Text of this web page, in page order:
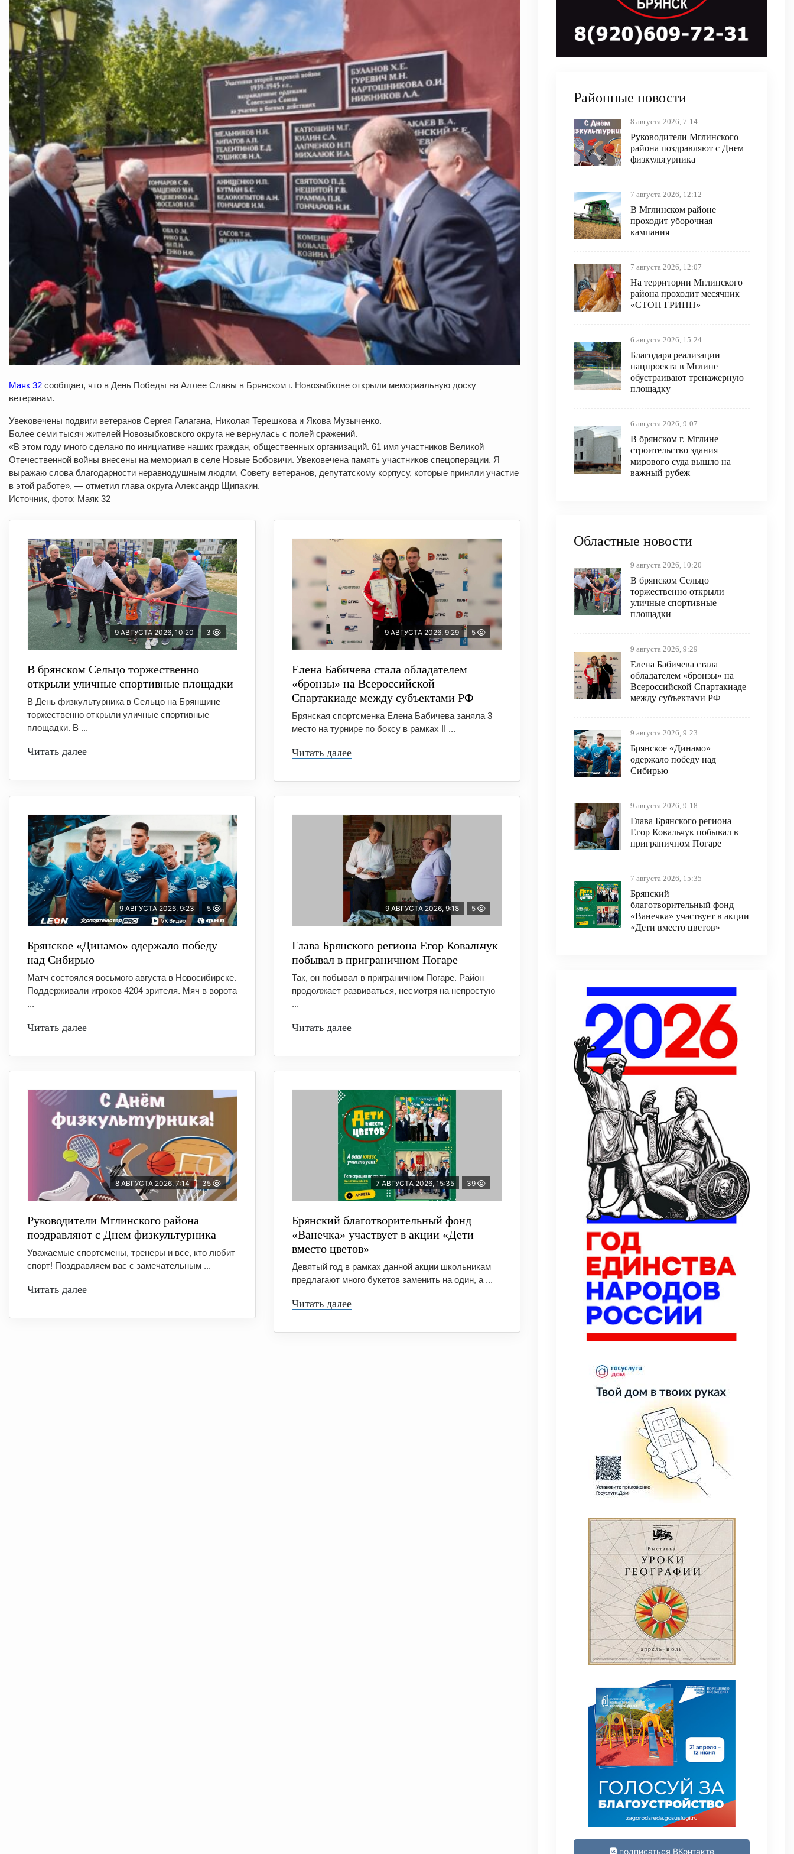
Маяк 32 сообщает, что в День Победы на Аллее Славы в Брянском г. Новозыбкове открыли мемориальную доску
ветеранам.
Увековечены подвиги ветеранов Сергея Галагана, Николая Терешкова и Якова Музыченко.
Более семи тысяч жителей Новозыбковского округа не вернулась с полей сражений.
«В этом году много сделано по инициативе наших граждан, общественных организаций. 61 имя участников Великой
Отечественной войны внесены на мемориал в селе Новые Бобовичи. Увековечена память участников спецоперации. Я
выражаю слова благодарности неравнодушным людям, Совету ветеранов, депутатскому корпусу, которые приняли участие
в этой работе», — отметил глава округа Александр Щипакин.
Источник, фото: Маяк 32
9 АВГУСТА 2026, 10:20 3
В брянском Сельцо торжественно
открыли уличные спортивные площадки
В День физкультурника в Сельцо на Брянщине
торжественно открыли уличные спортивные
площадки. В ...
Читать далее
9 АВГУСТА 2026, 9:29 5
Елена Бабичева стала обладателем
«бронзы» на Всероссийской
Спартакиаде между субъектами РФ
Брянская спортсменка Елена Бабичева заняла 3
место на турнире по боксу в рамках II ...
Читать далее
9 АВГУСТА 2026, 9:23 5
Брянское «Динамо» одержало победу
над Сибирью
Матч состоялся восьмого августа в Новосибирске.
Поддерживали игроков 4204 зрителя. Мяч в ворота
...
Читать далее
9 АВГУСТА 2026, 9:18 5
Глава Брянского региона Егор Ковальчук
побывал в приграничном Погаре
Так, он побывал в приграничном Погаре. Район
продолжает развиваться, несмотря на непростую
...
Читать далее
8 АВГУСТА 2026, 7:14 35
Руководители Мглинского района
поздравляют с Днем физкультурника
Уважаемые спортсмены, тренеры и все, кто любит
спорт! Поздравляем вас с замечательным ...
Читать далее
7 АВГУСТА 2026, 15:35 39
Брянский благотворительный фонд
«Ванечка» участвует в акции «Дети
вместо цветов»
Девятый год в рамках данной акции школьникам
предлагают много букетов заменить на один, а ...
Читать далее
Районные новости
8 августа 2026, 7:14
Руководители Мглинского
района поздравляют с Днем
физкультурника
7 августа 2026, 12:12
В Мглинском районе
проходит уборочная
кампания
7 августа 2026, 12:07
На территории Мглинского
района проходит месячник
«СТОП ГРИПП»
6 августа 2026, 15:24
Благодаря реализации
нацпроекта в Мглине
обустраивают тренажерную
площадку
6 августа 2026, 9:07
В брянском г. Мглине
строительство здания
мирового суда вышло на
важный рубеж
Областные новости
9 августа 2026, 10:20
В брянском Сельцо
торжественно открыли
уличные спортивные
площадки
9 августа 2026, 9:29
Елена Бабичева стала
обладателем «бронзы» на
Всероссийской Спартакиаде
между субъектами РФ
9 августа 2026, 9:23
Брянское «Динамо»
одержало победу над
Сибирью
9 августа 2026, 9:18
Глава Брянского региона
Егор Ковальчук побывал в
приграничном Погаре
7 августа 2026, 15:35
Брянский
благотворительный фонд
«Ванечка» участвует в акции
«Дети вместо цветов»
подписаться ВКонтакте